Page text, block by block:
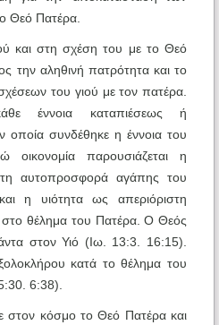
Θεό Πατέρα.
και στη σχέση του με το Θεό
την αληθινή πατρότητα και το
του γιού με τον πατέρα.
έννοια καταπιέσεως ή
οποία συνδέθηκε η έννοια του
παρουσιάζεται η
αυτοπροσφορά αγάπης του
η υιότητα ως απεριόριστη
στο θέλημα του Πατέρα. Ο Θεός
στον Υιό (Ιω. 13:3. 16:15).
κατά το θέλημα του
6:38).
κόσμο το Θεό Πατέρα και